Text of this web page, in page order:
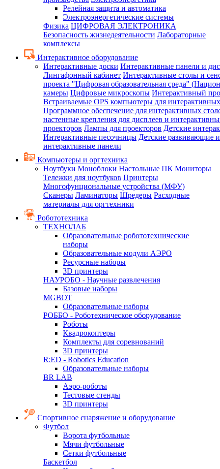
Релейная защита и автоматика
Электроэнергетические системы
Физика ЦИФРОВАЯ ЭЛЕКТРОНИКА
Безопасность жизнедеятельности Лабораторные
комплексы
Интерактивное оборудование
Интерактивные доски Интерактивные панели и
Лингафонный кабинет Интерактивные столы и
проекта "Цифровая образовательная среда"
камеры Цифровые микроскопы Интерактивный
Встраиваемые OPS компьютеры для
Программное обеспечение для интерактивных
настенные крепления для дисплеев и
проекторов Лампы для проекторов Детские
Интерактивные песочницы Детские развивающие
интерактивные панели
Компьютеры и оргтехника
Ноутбуки Моноблоки Настольные ПК Мониторы
Тележки для ноутбуков Принтеры
Многофунциональные устройства (МФУ)
Сканеры Ламинаторы Шредеры Расходные
материалы для оргтехники
Робототехника
ТЕХНОЛАБ
Образовательные робототехнические
наборы
Образовательные модули АЭРО
Ресурсные наборы
3D принтеры
НАУРОБО - Научные развлечения
Базовые наборы
MGBOT
Образовательные наборы
РОББО - Роботехническое оборудование
Роботы
Квадрокоптеры
Комплекты для соревнований
3D принтеры
R:ED - Robotics Education
Образовательные наборы
BR LAB
Аэро-роботы
Тестовые стенды
3D принтеры
Спортивное снаряжение и оборудование
Футбол
Ворота футбольные
Мячи футбольные
Сетки футбольные
Баскетбол